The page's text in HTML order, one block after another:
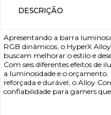
DESCRIÇÃO
Apresentando a barra
RGB dinâmicos, o HyperX
buscam melhorar o estilo e
Com seis diferentes efeitos de
a luminosidade e o
reforçada e durável, o Alloy
confiabilidade para gamers